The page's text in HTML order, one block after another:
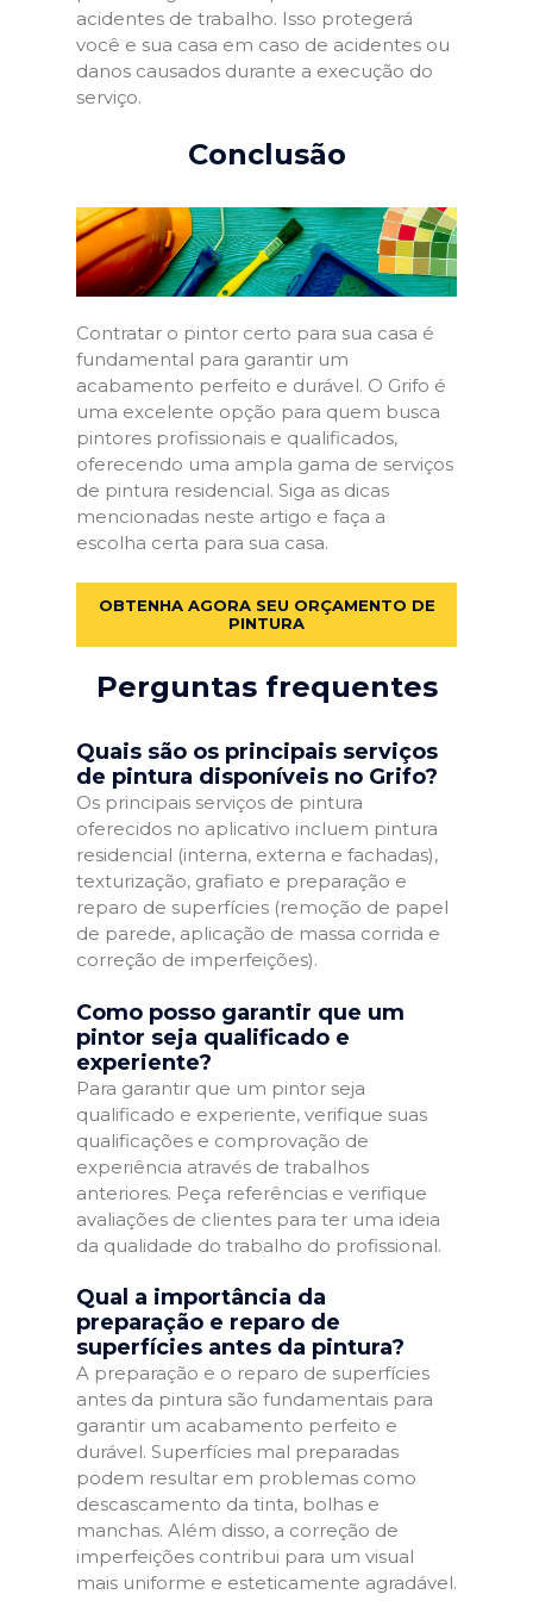
acidentes de trabalho. Isso protegerá
você e sua casa em caso de acidentes ou
danos causados durante a execução do
serviço.
Conclusão
Contratar o pintor certo para sua casa é
fundamental para garantir um
acabamento perfeito e durável. O Grifo é
uma excelente opção para quem busca
pintores profissionais e qualificados,
oferecendo uma ampla gama de serviços
de pintura residencial. Siga as dicas
mencionadas neste artigo e faça a
escolha certa para sua casa.
OBTENHA AGORA SEU ORÇAMENTO DE
PINTURA
Perguntas frequentes
Quais são os principais serviços
de pintura disponíveis no Grifo?
Os principais serviços de pintura
oferecidos no aplicativo incluem pintura
residencial (interna, externa e fachadas),
texturização, grafiato e preparação e
reparo de superfícies (remoção de papel
de parede, aplicação de massa corrida e
correção de imperfeições).
Como posso garantir que um
pintor seja qualificado e
experiente?
Para garantir que um pintor seja
qualificado e experiente, verifique suas
qualificações e comprovação de
experiência através de trabalhos
anteriores. Peça referências e verifique
avaliações de clientes para ter uma ideia
da qualidade do trabalho do profissional.
Qual a importância da
preparação e reparo de
superfícies antes da pintura?
A preparação e o reparo de superfícies
antes da pintura são fundamentais para
garantir um acabamento perfeito e
durável. Superfícies mal preparadas
podem resultar em problemas como
descascamento da tinta, bolhas e
manchas. Além disso, a correção de
imperfeições contribui para um visual
mais uniforme e esteticamente agradável.